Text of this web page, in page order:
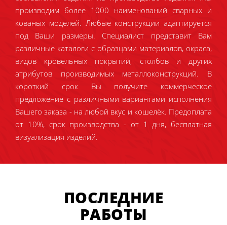
производим более 1000 наименований сварных и
кованых моделей. Любые конструкции адаптируется
под Ваши размеры. Специалист представит Вам
различные каталоги с образцами материалов, окраса,
видов кровельных покрытий, столбов и других
атрибутов производимых металлоконструкций. В
короткий срок Вы получите коммерческое
предложение с различными вариантами исполнения
Вашего заказа - на любой вкус и кошелёк. Предоплата
от 10%, срок производства - от 1 дня, бесплатная
визуализация изделий.
ПОСЛЕДНИЕ
РАБОТЫ